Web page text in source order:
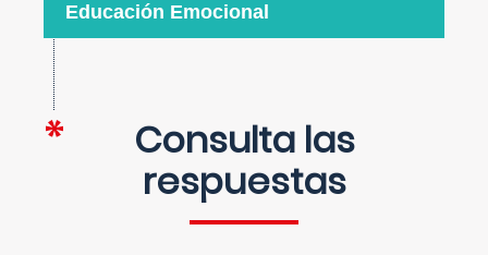
Educación Emocional
Consulta las
respuestas